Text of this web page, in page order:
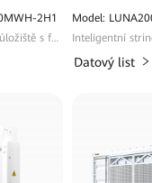
2H1
Inteligentní stringové úložiště s funkcí grid forming
Model:
Datový list